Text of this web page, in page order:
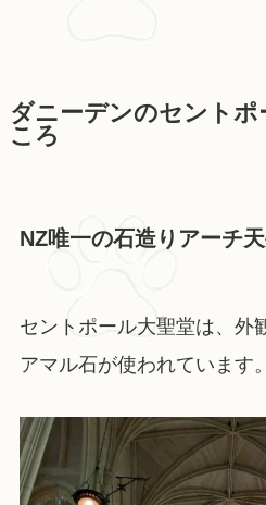
ダニーデンのセントポ
ころ
NZ唯一の石造りアーチ
セントポール大聖堂は、外
アマル石が使われています。